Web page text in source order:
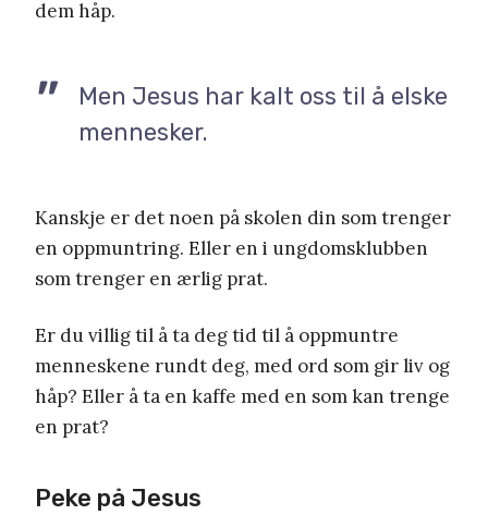
dem håp.
Men Jesus har kalt oss til å elske
mennesker.
Kanskje er det noen på skolen din som trenger
en oppmuntring. Eller en i ungdomsklubben
som trenger en ærlig prat.
Er du villig til å ta deg tid til å oppmuntre
menneskene rundt deg, med ord som gir liv og
håp? Eller å ta en kaffe med en som kan trenge
en prat?
Peke på Jesus